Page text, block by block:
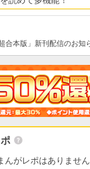
合本版」新刊配信のお知
んがレポはありません